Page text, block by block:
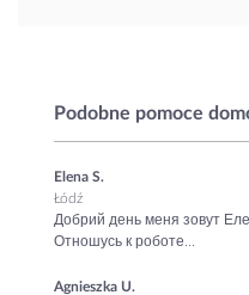
Podobne pomoce
Elena S.
Łódź
Добрий день меня зовут
Отношусь к роботе...
Agnieszka U.